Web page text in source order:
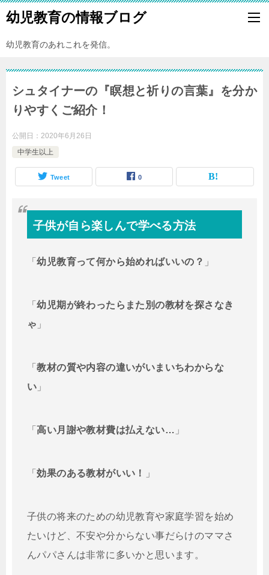
幼児教育の情報ブログ
幼児教育のあれこれを発信。
シュタイナーの『瞑想と祈りの言葉』を分か
りやすくご紹介！
公開日： 2020年6月26日
中学生以上
Tweet 0
子供が自ら楽しんで学べる方法
「幼児教育って何から始めればいいの？ 」
「幼児期が終わったらまた別の教材を探さなき
ゃ 」
「教材の質や内容の違いがいまいちわからな
い 」
「高い月謝や教材費は払えない… 」
「効果のある教材がいい！ 」
子供の将来のための幼児教育や家庭学習を始め
たいけど、不安や分からない事だらけのママさ
んパパさんは非常に多いかと思います。